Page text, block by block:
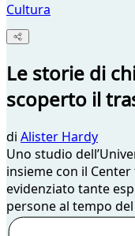
Cultura
Le storie di
scoperto il
di Alister Hardy
Uno studio
insieme con il
evidenziato tante
persone al tempo del